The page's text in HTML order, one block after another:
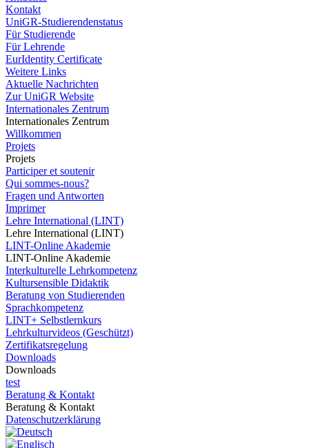
Kontakt
UniGR-Studierendenstatus
Für Studierende
Für Lehrende
EurIdentity Certificate
Weitere Links
Aktuelle Nachrichten
Zur UniGR Website
Internationales Zentrum
Internationales Zentrum
Willkommen
Projets
Projets
Participer et soutenir
Qui sommes-nous?
Fragen und Antworten
Imprimer
Lehre International (LINT)
Lehre International (LINT)
LINT-Online Akademie
LINT-Online Akademie
Interkulturelle Lehrkompetenz
Kultursensible Didaktik
Beratung von Studierenden
Sprachkompetenz
LINT+ Selbstlernkurs
Lehrkulturvideos (Geschützt)
Zertifikatsregelung
Downloads
Downloads
test
Beratung & Kontakt
Beratung & Kontakt
Datenschutzerklärung